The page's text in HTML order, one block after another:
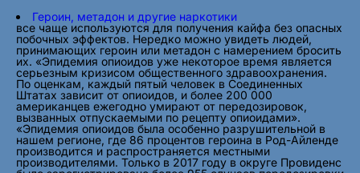
Героин, метадон и другие наркотики
все чаще используются для получения кайфа без опасных
побочных эффектов. Нередко можно увидеть людей,
принимающих героин или метадон с намерением бросить
их. «Эпидемия опиоидов уже некоторое время является
серьезным кризисом общественного здравоохранения.
По оценкам, каждый пятый человек в Соединенных
Штатах зависит от опиоидов, и более 200 000
американцев ежегодно умирают от передозировок,
вызванных отпускаемыми по рецепту опиоидами».
«Эпидемия опиоидов была особенно разрушительной в
нашем регионе, где 86 процентов героина в Род-Айленде
производится и распространяется местными
производителями. Только в 2017 году в округе Провиденс